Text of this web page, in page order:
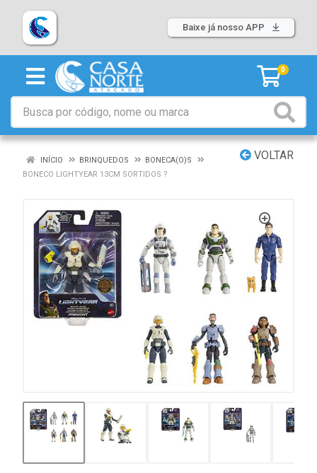
Baixe já nosso APP
0
VOLTAR
INÍCIO BRINQUEDOS
BONECA(O)S
BONECO LIGHTYEAR 13CM SORTIDOS ?